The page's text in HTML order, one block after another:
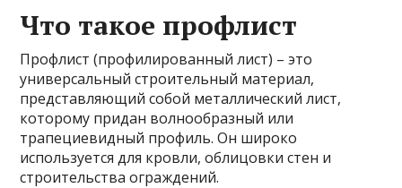
Что такое профлист
Профлист (профилированный лист) – это
универсальный строительный материал,
представляющий собой металлический лист,
которому придан волнообразный или
трапециевидный профиль. Он широко
используется для кровли, облицовки стен и
строительства ограждений.